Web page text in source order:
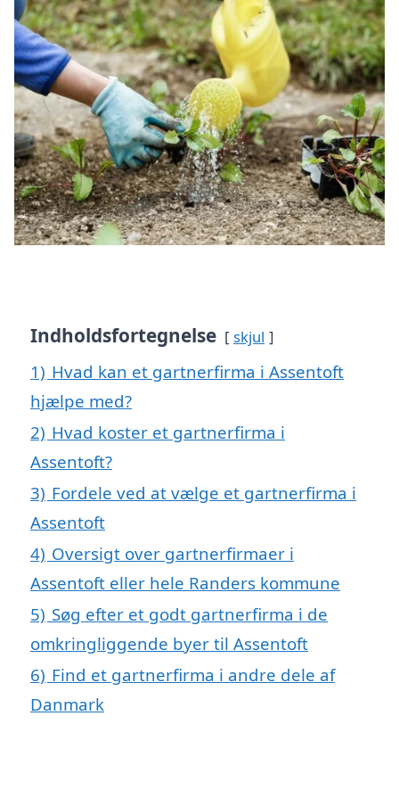
Indholdsfortegnelse skjul
1) Hvad kan et gartnerfirma i Assentoft
hjælpe med?
2) Hvad koster et gartnerfirma i
Assentoft?
3) Fordele ved at vælge et gartnerfirma i
Assentoft
4) Oversigt over gartnerfirmaer i
Assentoft eller hele Randers kommune
5) Søg efter et godt gartnerfirma i de
omkringliggende byer til Assentoft
6) Find et gartnerfirma i andre dele af
Danmark